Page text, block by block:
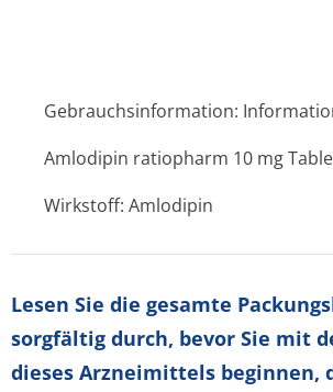
Gebrauchsinformation:
Amlodipin ratiopharm 10 mg
Wirkstoff: Amlodipin
Lesen Sie die gesamte
sorgfältig durch, bevor Sie mit
dieses Arzneimittels beginnen,